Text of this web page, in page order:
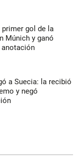
gol de la
Múnich y ganó
anotación
a Suecia: la recibió
y negó